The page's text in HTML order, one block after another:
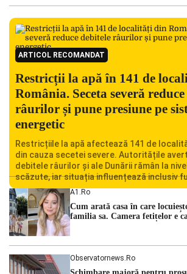
ARTICOL RECOMANDAT
Restricții la apă în 141 de
România. Seceta severă
râurilor și pune presiune pe
energetic
Restricțiile la apă afectează 141 de
din cauza secetei severe. Autoritățile
debitele râurilor și ale Dunării rămân la
scăzute, iar situația influențează inclusiv
Centralei Nucleare de la Cernavodă.
cu una dintre cele mai dificile perioade din
hidrologic din ultimii ani. Lipsa […]
A1.ro
Cum arată casa în care
familia sa. Camera fetițelor e
Observatornews.ro